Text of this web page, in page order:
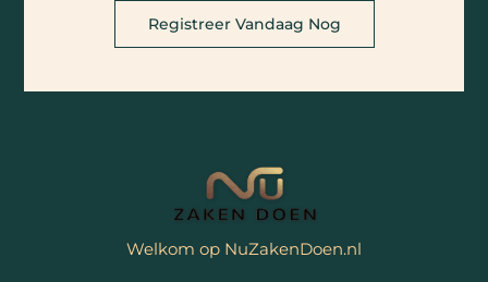
Registreer Vandaag Nog
Welkom op NuZakenDoen.nl